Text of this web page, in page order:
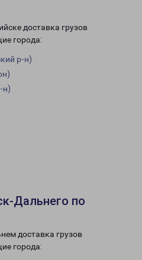
доставка грузов
города:
р-н)
н)
Дальнего по
доставка грузов
города: